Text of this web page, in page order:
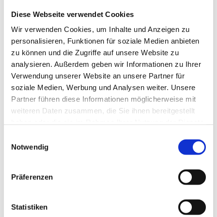
Diese Webseite verwendet Cookies
Wir verwenden Cookies, um Inhalte und Anzeigen zu
personalisieren, Funktionen für soziale Medien anbieten
zu können und die Zugriffe auf unsere Website zu
analysieren. Außerdem geben wir Informationen zu Ihrer
Verwendung unserer Website an unsere Partner für
soziale Medien, Werbung und Analysen weiter. Unsere
Partner führen diese Informationen möglicherweise mit
weiteren Daten zusammen, die Sie ihnen bereitgestellt
Notwendig
Präferenzen
Statistiken
Fundierte Erfahrungen im Bereich
Betriebswirtschaft, Gesundheitsökonomie oder
Leadership
Ausgeprägte Kommunikationsfähigkeit sowie
hohe Patientenorientierung
Teamorientiertes, verantwortungsbewusstes
Handeln und ein wertschätzender Umgang mit
Patient:innen und Kolleg:innen
Ihre Aufgaben als Facharzt für Augenheilkunde
Eigenverantwortliche ambulante Betreuung und
konservativen und operativen Augenheilkunde
Weiterentwicklung sowie Optimierung des